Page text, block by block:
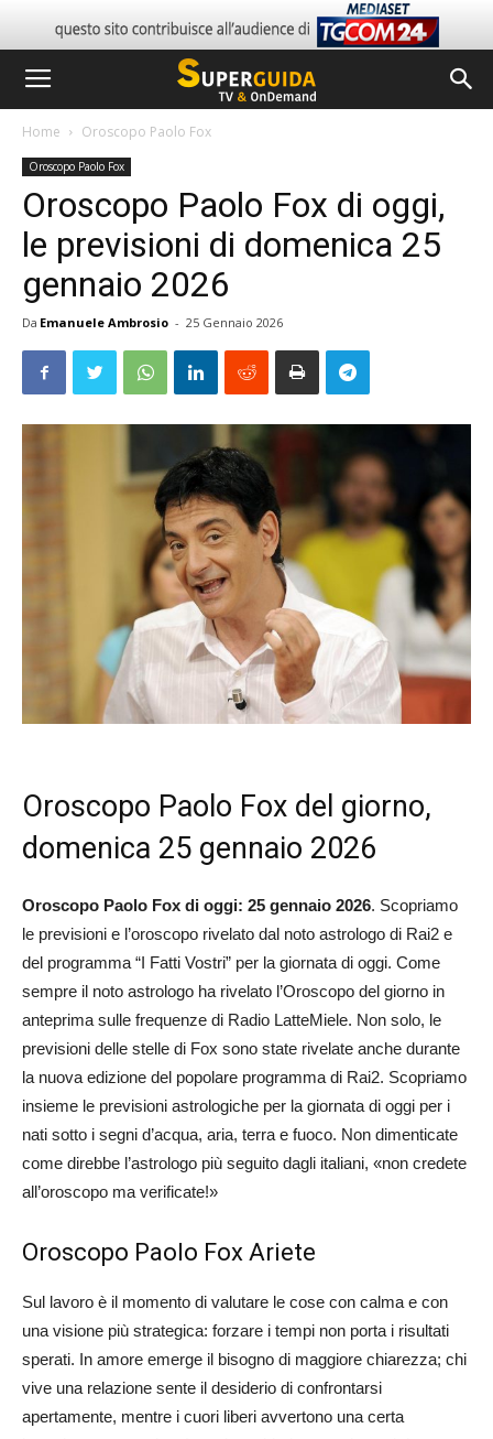
Home Oroscopo Paolo Fox
Oroscopo Paolo Fox
Oroscopo Paolo Fox di oggi,
le previsioni di domenica 25
gennaio 2026
Da Emanuele Ambrosio - 25 Gennaio 2026
Oroscopo Paolo Fox del giorno,
domenica 25 gennaio 2026
Oroscopo Paolo Fox di oggi: 25 gennaio 2026. Scopriamo
le previsioni e l’oroscopo rivelato dal noto astrologo di Rai2 e
del programma “I Fatti Vostri” per la giornata di oggi. Come
sempre il noto astrologo ha rivelato l’Oroscopo del giorno in
anteprima sulle frequenze di Radio LatteMiele. Non solo, le
previsioni delle stelle di Fox sono state rivelate anche durante
la nuova edizione del popolare programma di Rai2. Scopriamo
insieme le previsioni astrologiche per la giornata di oggi per i
nati sotto i segni d’acqua, aria, terra e fuoco. Non dimenticate
come direbbe l’astrologo più seguito dagli italiani, «non credete
all’oroscopo ma verificate!»
Oroscopo Paolo Fox Ariete
Sul lavoro è il momento di valutare le cose con calma e con
una visione più strategica: forzare i tempi non porta i risultati
sperati. In amore emerge il bisogno di maggiore chiarezza; chi
vive una relazione sente il desiderio di confrontarsi
apertamente, mentre i cuori liberi avvertono una certa